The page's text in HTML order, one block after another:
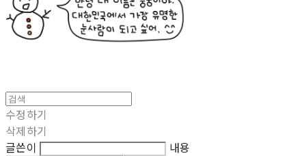
수정하기
삭제하기
글쓴이
내용